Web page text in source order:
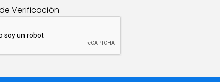
Verificación